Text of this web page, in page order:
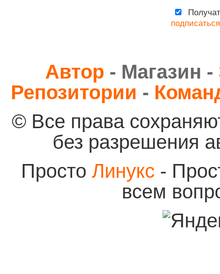
подписаться
Автор - Магазин -
Репозитории -
© Все права
без разрешения
Просто Линукс -
всем